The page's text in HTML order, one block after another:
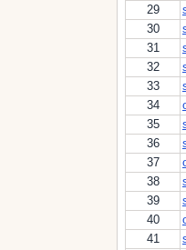
29
30
31
32
33
34
35
36
37
38
39
40
41